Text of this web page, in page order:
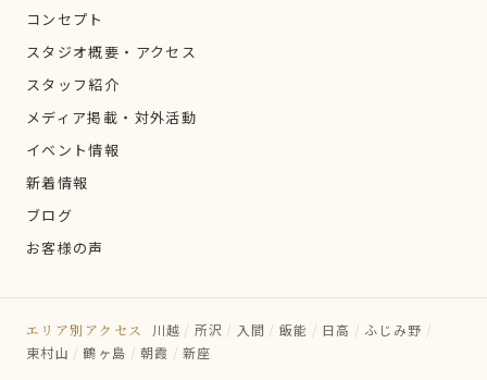
コンセプト
スタジオ概要・アクセス
スタッフ紹介
メディア掲載・対外活動
イベント情報
新着情報
ブログ
お客様の声
エリア別アクセス 川越 / 所沢 / 入間 / 飯能 / 日高 / ふじみ野 /
東村山 / 鶴ヶ島 / 朝霞 / 新座